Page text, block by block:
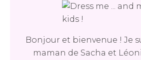
Bonjour et bienvenue ! Je
maman de Sacha et